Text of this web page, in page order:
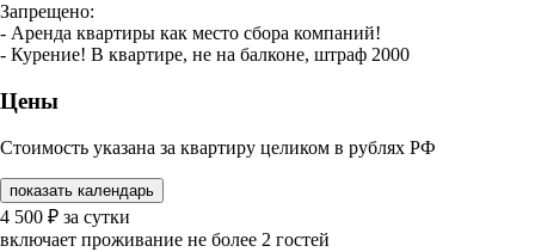
Запрещено:
- Аренда квартиры как место сбора компаний!
- Курение! В квартире, не на балконе, штраф 2000
Цены
Стоимость указана за квартиру целиком в рублях РФ
показать календарь
4 500 ₽ за сутки
включает проживание не более 2 гостей